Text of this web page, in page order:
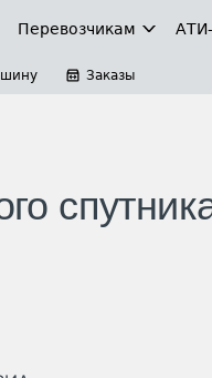
Перевозчикам
Заказы